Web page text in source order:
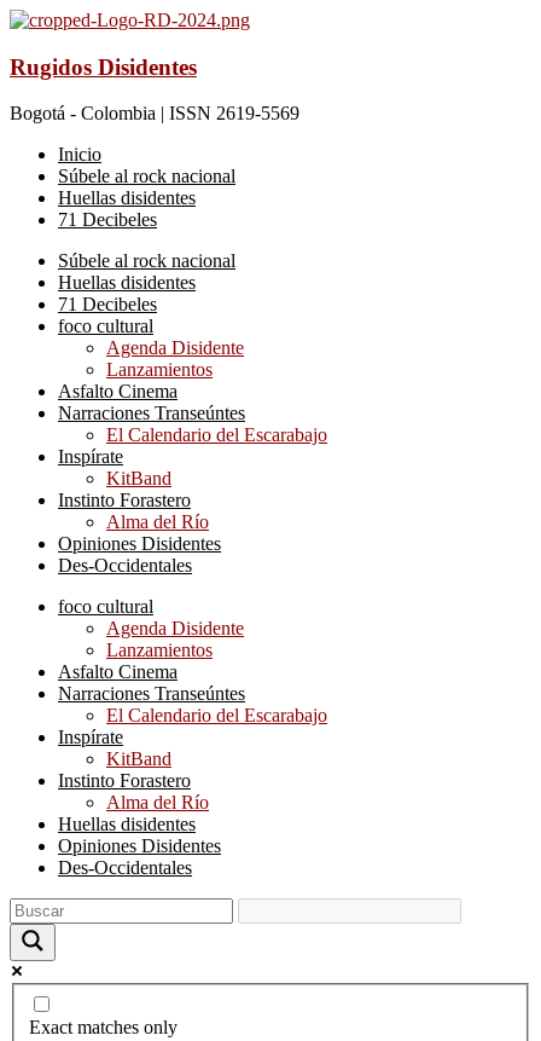
Rugidos Disidentes
Bogotá - Colombia | ISSN 2619-5569
Inicio
Súbele al rock nacional
Huellas disidentes
71 Decibeles
Súbele al rock nacional
Huellas disidentes
71 Decibeles
foco cultural
Agenda Disidente
Lanzamientos
Asfalto Cinema
Narraciones Transeúntes
El Calendario del Escarabajo
Inspírate
KitBand
Instinto Forastero
Alma del Río
Opiniones Disidentes
Des-Occidentales
foco cultural
Agenda Disidente
Lanzamientos
Asfalto Cinema
Narraciones Transeúntes
El Calendario del Escarabajo
Inspírate
KitBand
Instinto Forastero
Alma del Río
Huellas disidentes
Opiniones Disidentes
Des-Occidentales
Exact matches only